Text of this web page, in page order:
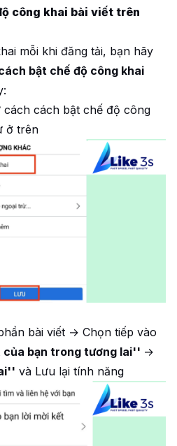
công khai bài viết trên
mỗi khi đăng tải, bạn hãy
bật chế độ công khai
cách cách bật chế độ công
ở trên
bài viết → Chọn tiếp vào
của bạn trong tương lai'' →
và Lưu lại tính năng